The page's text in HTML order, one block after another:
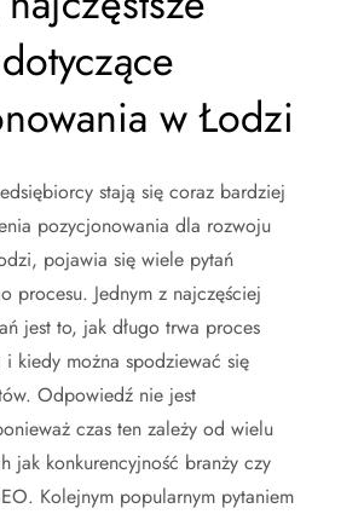
w Łodzi
stają się coraz bardziej
pozycjonowania dla rozwoju
pojawia się wiele pytań
procesu. Jednym z najczęściej
jest to, jak długo trwa proces
kiedy można spodziewać się
Odpowiedź nie jest
czas ten zależy od wielu
jak konkurencyjność branży czy
Kolejnym popularnym pytaniem